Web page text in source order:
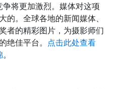
将更加激烈。媒体对这项
的。全球各地的新闻媒体、
者的精彩图片，为摄影师们
绝佳平台。 点击此处查看
。